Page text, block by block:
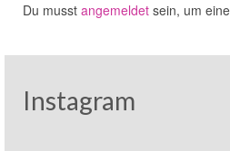
Du musst angemeldet sein, um
Instagram